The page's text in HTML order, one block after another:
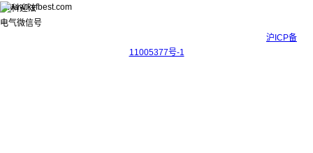
www.kyfbest.com
沪ICP备
11005377号-1